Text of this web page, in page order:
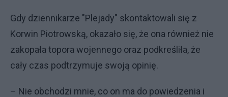
Gdy dziennikarze "Plejady" skontaktowali się z
Korwin Piotrowską, okazało się, że ona również nie
zakopała topora wojennego oraz podkreśliła, że
cały czas podtrzymuje swoją opinię.
– Nie obchodzi mnie, co on ma do powiedzenia i